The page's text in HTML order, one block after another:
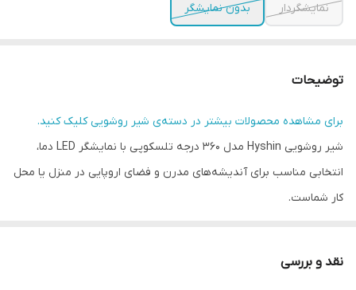
نمایشگردار
بدون نمایشگر
توضیحات
برای مشاهده محصولات بیشتر در دسته‌ی شیر روشوییکلیک کنید.
شیر روشویی Hyshin مدل 360 درجه تلسکوپی با نمایشگر LED دما،
انتخابی مناسب برای آندیشه‌های مدرن و فضای اروپایی در منزل یا محل
کار شماست.
نقد و بررسی